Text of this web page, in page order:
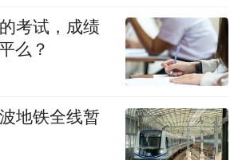
考试，成绩
么？
地铁全线暂